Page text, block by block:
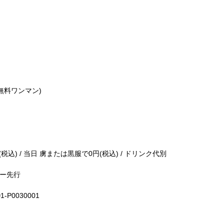
料ワンマン)
込) / 当日 虜または黒服で0円(税込) / ドリンク代別
先行
P0030001